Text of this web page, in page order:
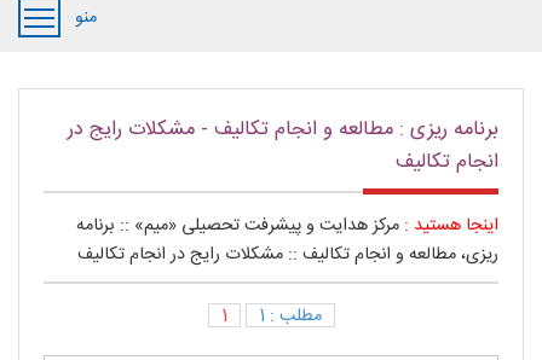
منو
برنامه ریزی : مطالعه و انجام تکالیف - مشکلات رایج در
انجام تکالیف
اینجا هستید : مرکز هدایت و پیشرفت تحصیلی «میم» :: برنامه
ریزی، مطالعه و انجام تکالیف :: مشکلات رایج در انجام تکالیف
1 مطلب : 1